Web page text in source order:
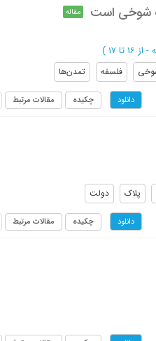
شوخی است مقاله
از 16 تا 17 )
فلسفه تمدن‌ها
دانلود چکیده مقالات مرتبط
پلاک دولت
دانلود چکیده مقالات مرتبط